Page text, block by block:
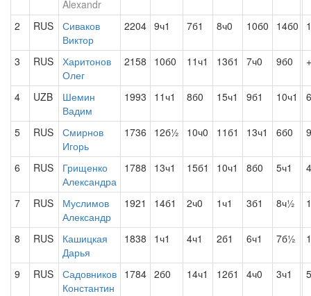
Alexandr
2 RUS
Сиваков
Виктор
2204 9ч1 7б1 8ч0 10б0 14б0
3 RUS
Харитонов
Олег
2158 10б0 11ч1 13б1 7ч0 9б0 +
4 UZB
Шемин
Вадим
1993 11ч1 8б0 15ч1 9б1 10ч1
5 RUS
Смирнов
Игорь
1736 12б½ 10ч0 11б1 13ч1 6б0
6 RUS
Грищенко
Александра
1788 13ч1 15б1 10ч1 8б0 5ч1
7 RUS
Муслимов
Александр
1921 14б1 2ч0 1ч1 3б1 8ч½
8 RUS
Кашицкая
Дарья
1838 1ч1 4ч1 2б1 6ч1 7б½
9 RUS
Садовников
Константин
1784 2б0 14ч1 12б1 4ч0 3ч1